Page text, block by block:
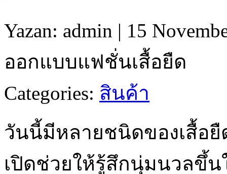
Yazan: admin | 15
ออกแบบแฟชั่นเสื้อยืด
Categories: สินค้า
วันนี้มีหลายชนิดของเสื้อ
เปิดช่วยให้รู้สึกนุ่มนวลขึ้น